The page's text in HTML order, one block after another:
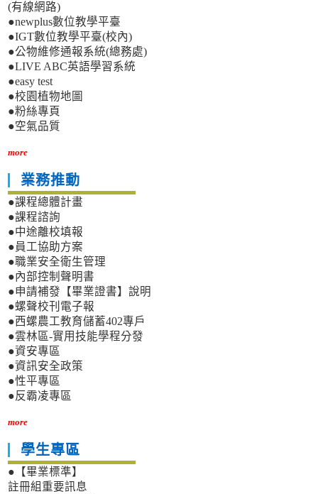
(有線網路)
●newplus數位教學平臺
●IGT數位教學平臺(校內)
●公物維修通報系統(總務處)
●LIVE ABC英語學習系統
●easy test
●校園植物地圖
●粉絲專頁
●空氣品質
more
業務推動
●課程總體計畫
●課程諮詢
●中途離校填報
●員工協助方案
●職業安全衛生管理
●內部控制聲明書
●申請補發【畢業證書】說明
●螺聲校刊電子報
●西螺農工教育儲蓄402專戶
●雲林區-實用技能學程分發
●資安專區
●資訊安全政策
●性平專區
●反霸凌專區
more
學生專區
●【畢業標準】
註冊組重要訊息